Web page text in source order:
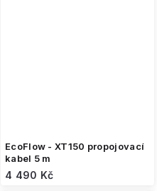
EcoFlow - XT150 propojovací
kabel 5 m
4 490 Kč